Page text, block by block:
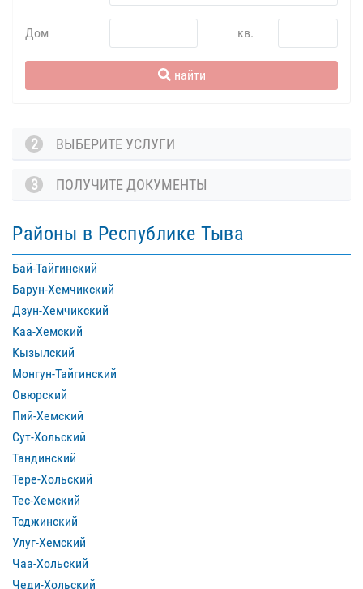
Дом кв.
найти
2 ВЫБЕРИТЕ УСЛУГИ
3 ПОЛУЧИТЕ ДОКУМЕНТЫ
Районы в Республике Тыва
Бай-Тайгинский
Барун-Хемчикский
Дзун-Хемчикский
Каа-Хемский
Кызылский
Монгун-Тайгинский
Овюрский
Пий-Хемский
Сут-Хольский
Тандинский
Тере-Хольский
Тес-Хемский
Тоджинский
Улуг-Хемский
Чаа-Хольский
Чеди-Хольский